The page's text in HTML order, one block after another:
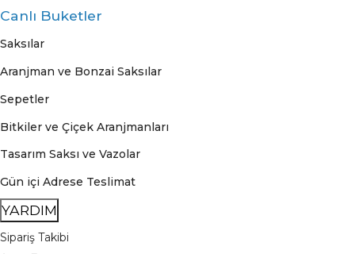
Canlı Buketler
Saksılar
Aranjman ve Bonzai Saksılar
Sepetler
Bitkiler ve Çiçek Aranjmanları
Tasarım Saksı ve Vazolar
Gün içi Adrese Teslimat
YARDIM
Sipariş Takibi